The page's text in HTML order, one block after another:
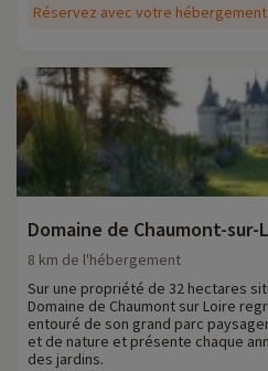
Réservez avec votre hébergement
Domaine de Chaumont-sur-
8 km de l'hébergement
Sur une propriété de 32 hectares
Domaine de Chaumont sur Loire
entouré de son grand parc
et de nature et présente chaque
des jardins.